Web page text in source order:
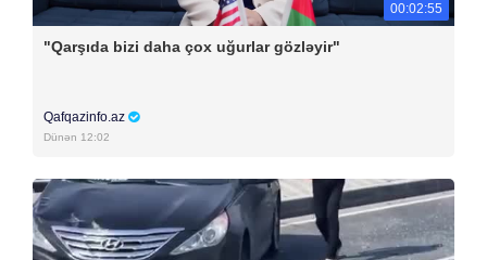
00:02:55
"Qarşıda bizi daha çox uğurlar gözləyir"
Qafqazinfo.az
Dünən 12:02